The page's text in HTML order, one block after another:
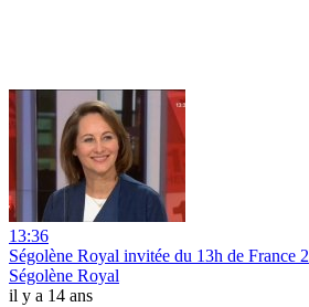
13:36
Ségolène Royal invitée du 13h de France 2
Ségolène Royal
il y a 14 ans